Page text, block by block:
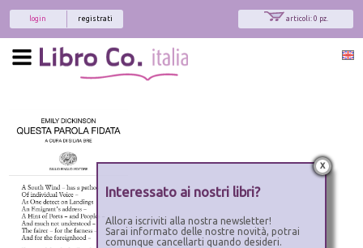
articoli: 0 pz.
registrati
login
x
Interessato ai nostri libri?
Allora iscriviti alla nostra newsletter!
Sarai informato delle nostre novità, potrai
comunque cancellarti quando desideri.